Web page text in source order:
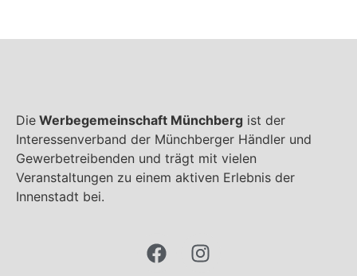
Die Werbegemeinschaft Münchberg ist der
Interessenverband der Münchberger Händler und
Gewerbetreibenden und trägt mit vielen
Veranstaltungen zu einem aktiven Erlebnis der
Innenstadt bei.